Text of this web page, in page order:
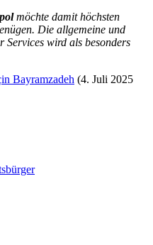
möchte damit höchsten
Die allgemeine und
Services wird als besonders
Bayramzadeh (4. Juli 2025